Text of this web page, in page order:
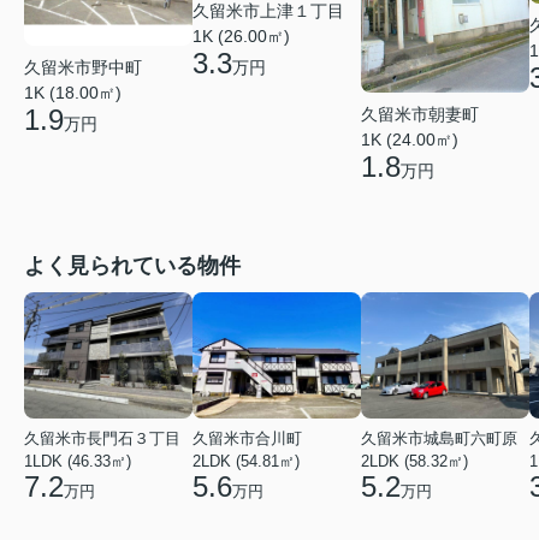
久留米市野中町
1K (18.00㎡)
1.9万円
久留米市上津１丁目
1K (26.00㎡)
3.3万円
久留米市朝妻町
1K (24.00㎡)
1.8万円
よく見られている物件
久留米市長門石３丁目
1LDK (46.33㎡)
7.2万円
久留米市合川町
2LDK (54.81㎡)
5.6万円
久留米市城島町六町原
2LDK (58.32㎡)
5.2万円